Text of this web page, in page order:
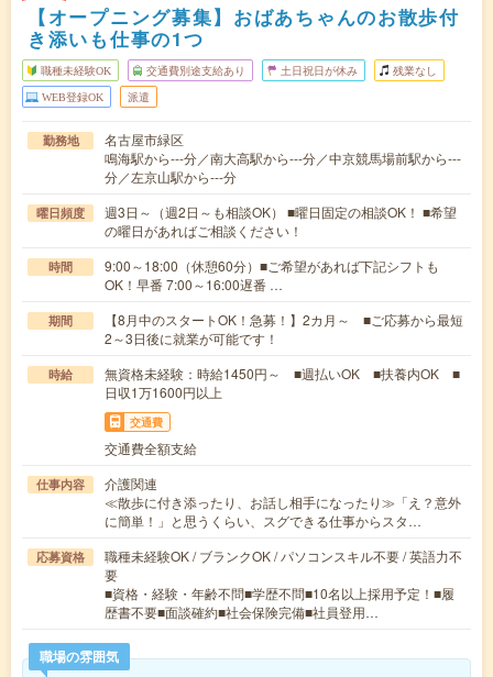
【オープニング募集】おばあちゃんのお散歩付
き添いも仕事の1つ
職種未経験OK 交通費別途支給あり 土日祝日が休み 残業なし
WEB登録OK 派遣
勤務地
名古屋市緑区
鳴海駅から---分／南大高駅から---分／中京競馬場前駅から---
分／左京山駅から---分
曜日頻度
週3日～（週2日～も相談OK） ■曜日固定の相談OK！ ■希望
の曜日があればご相談ください！
時間
9:00～18:00（休憩60分）■ご希望があれば下記シフトも
OK！早番 7:00～16:00遅番 …
期間
【8月中のスタートOK！急募！】2カ月～ ■ご応募から最短
2～3日後に就業が可能です！
時給
無資格未経験：時給1450円～ ■週払いOK ■扶養内OK ■
日収1万1600円以上
交通費
交通費全額支給
仕事内容
介護関連
≪散歩に付き添ったり、お話し相手になったり≫「え？意外
に簡単！」と思うくらい、スグできる仕事からスタ…
応募資格
職種未経験OK / ブランクOK / パソコンスキル不要 / 英語力不
要
■資格・経験・年齢不問■学歴不問■10名以上採用予定！■履
歴書不要■面談確約■社会保険完備■社員登用…
職場の雰囲気